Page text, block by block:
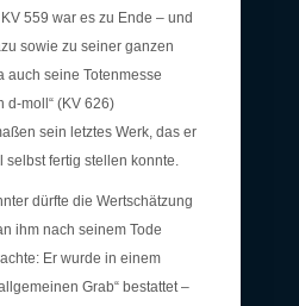
559 war es zu Ende – und
sowie zu seiner ganzen
auch seine Totenmesse
d-moll“ (KV 626)
sein letztes Werk, das er
selbst fertig stellen konnte.
dürfte die Wertschätzung
ihm nach seinem Tode
Er wurde in einem
Grab“ bestattet –